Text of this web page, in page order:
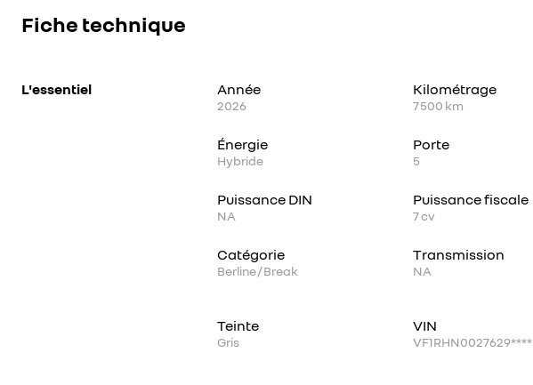
Fiche technique
L'essentiel Année
2026
Kilométrage
7 500 km
Énergie
Hybride
Porte
5
Puissance DIN
NA
Puissance fiscale
7cv
Catégorie
Berline / Break
Transmission
NA
Teinte
Gris
VIN
VF1RHN0027629****